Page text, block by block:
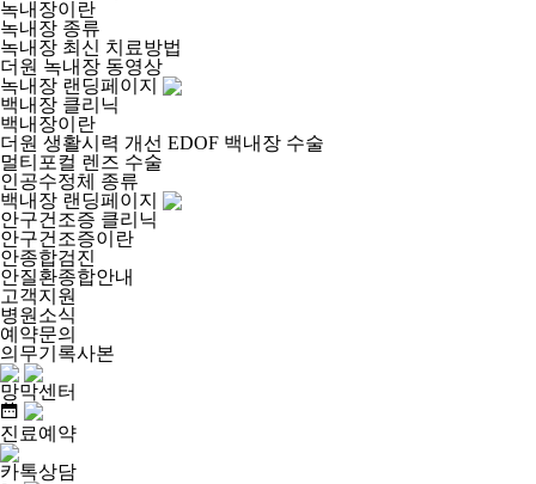
녹내장이란
녹내장 종류
녹내장 최신 치료방법
더원 녹내장 동영상
녹내장 랜딩페이지
백내장 클리닉
백내장이란
더원 생활시력 개선 EDOF 백내장 수술
멀티포컬 렌즈 수술
인공수정체 종류
백내장 랜딩페이지
안구건조증 클리닉
안구건조증이란
안종합검진
안질환종합안내
고객지원
병원소식
예약문의
의무기록사본
망막센터
진료예약
카톡상담